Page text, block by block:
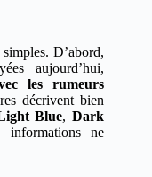
D’abord,
aujourd’hui,
les rumeurs
décrivent bien
Blue,Dark
ne